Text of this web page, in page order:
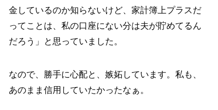
金しているのか知らないけど、家計簿上プラスだ
ってことは、私の口座にない分は夫が貯めてるん
だろう」と思っていました。
なので、勝手に心配と、嫉妬しています。私も、
あのまま信用していたかったなぁ。